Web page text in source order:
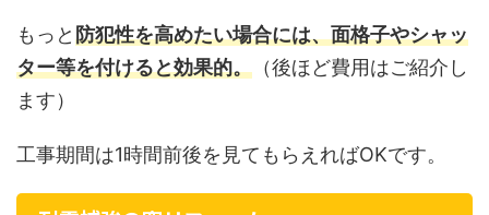
もっと防犯性を高めたい場合には、面格子やシャッ
ター等を付けると効果的。 （後ほど費用はご紹介し
ます）
工事期間は1時間前後を見てもらえればOKです。